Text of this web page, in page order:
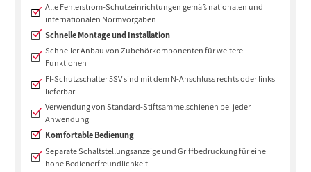
Alle Fehlerstrom-Schutzeinrichtungen gemäß nationalen und
internationalen Normvorgaben
Schnelle Montage und Installation
Schneller Anbau von Zubehörkomponenten für weitere
Funktionen
FI-Schutzschalter 5SV sind mit dem N-Anschluss rechts oder links
lieferbar
Verwendung von Standard-Stiftsammelschienen bei jeder
Anwendung
Komfortable Bedienung
Separate Schaltstellungsanzeige und Griffbedruckung für eine
hohe Bedienerfreundlichkeit